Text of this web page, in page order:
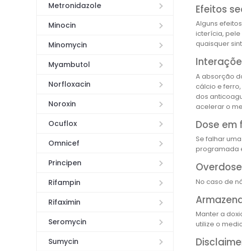
Metronidazole
Minocin
Minomycin
Myambutol
Norfloxacin
Noroxin
Ocuflox
Omnicef
Principen
Rifampin
Rifaximin
Seromycin
Sumycin
Efeitos
Alguns
icterícia,
quaisquer
A absorção
cálcio e
dos
acelerar o
Dose em
Se falhar
programada
Overdose
No caso de
Manter a
utilize o